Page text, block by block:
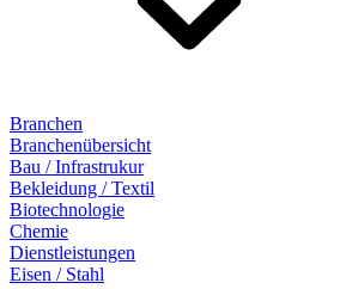
Branchen
Branchenübersicht
Bau / Infrastrukur
Bekleidung / Textil
Biotechnologie
Chemie
Dienstleistungen
Eisen / Stahl